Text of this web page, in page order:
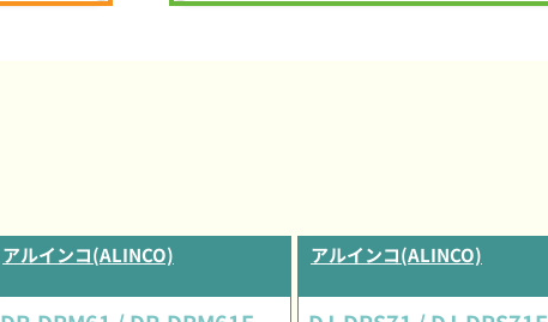
アルインコ(ALINCO) アルインコ(ALINCO)